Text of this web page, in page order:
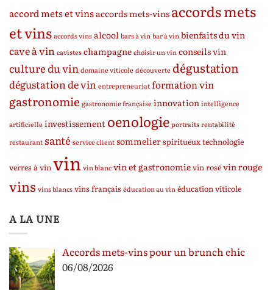
accord mets et vinsaccords mets-vins accords mets
et vinsaccords vinsalcool bars à vin bar à vin bienfaits du vin
cave à vin cavisteschampagnechoisir un vin conseils vin
culture du vin domaine viticole découverte dégustation
dégustation de vin entrepreneuriatformation vin
gastronomie gastronomie française innovation intelligence
artificielle investissement oenologieportraitsrentabilité
restaurantsanté service clientsommelierspiritueuxtechnologie
verres à vin vinvin blancvin et gastronomievin rosévin rouge
vins vins blancsvins françaiséducation au vin éducation viticole
A LA UNE
Accords mets-vins pour un brunch chic
06/08/2026